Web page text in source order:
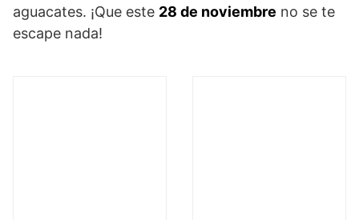
aguacates. ¡Que este 28 de noviembre no se te
escape nada!